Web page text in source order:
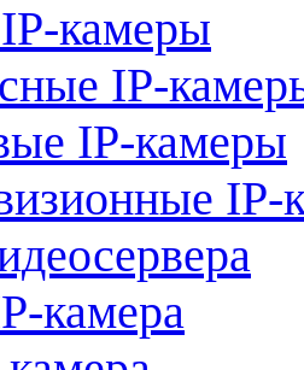
камеры
IP-
IP-камеры
IP-
камера